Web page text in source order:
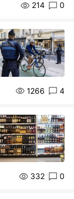
214 0
1266 4
332 0